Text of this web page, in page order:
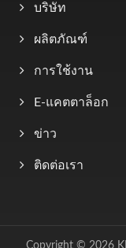
บริษัท
ผลิตภัณฑ์
การใช้งาน
E-แคตตาล็อก
ข่าว
ติดต่อเรา
Copyright © 2026